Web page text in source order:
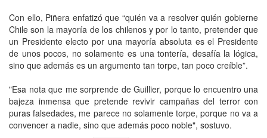
Con ello, Piñera enfatizó que “quién va a resolver quién gobierne
Chile son la mayoría de los chilenos y por lo tanto, pretender que
un Presidente electo por una mayoría absoluta es el Presidente
de unos pocos, no solamente es una tontería, desafía la lógica,
sino que además es un argumento tan torpe, tan poco creíble”.
"Esa nota que me sorprende de Guillier, porque lo encuentro una
bajeza inmensa que pretende revivir campañas del terror con
puras falsedades, me parece no solamente torpe, porque no va a
convencer a nadie, sino que además poco noble", sostuvo.